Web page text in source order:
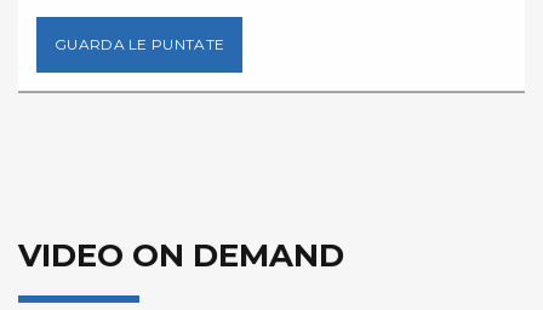
GUARDA LE PUNTATE
VIDEO ON DEMAND